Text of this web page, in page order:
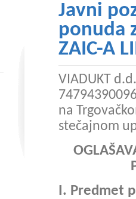
Javni
ponuda
ZAIC-A
VIADUKT
na
stečajnom
I. Predmet